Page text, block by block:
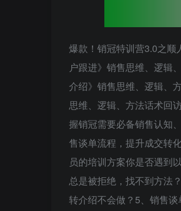
爆款！销冠特训营3.0之
户跟进》销售思维、逻辑
介绍》销售思维、逻辑、
思维、逻辑、方法话术回
握销冠需要必备销售认知
售谈单流程，提升成交转
员的培训方案你是否遇到
总是被拒绝，找不到方法
转介绍不会做？5、销售